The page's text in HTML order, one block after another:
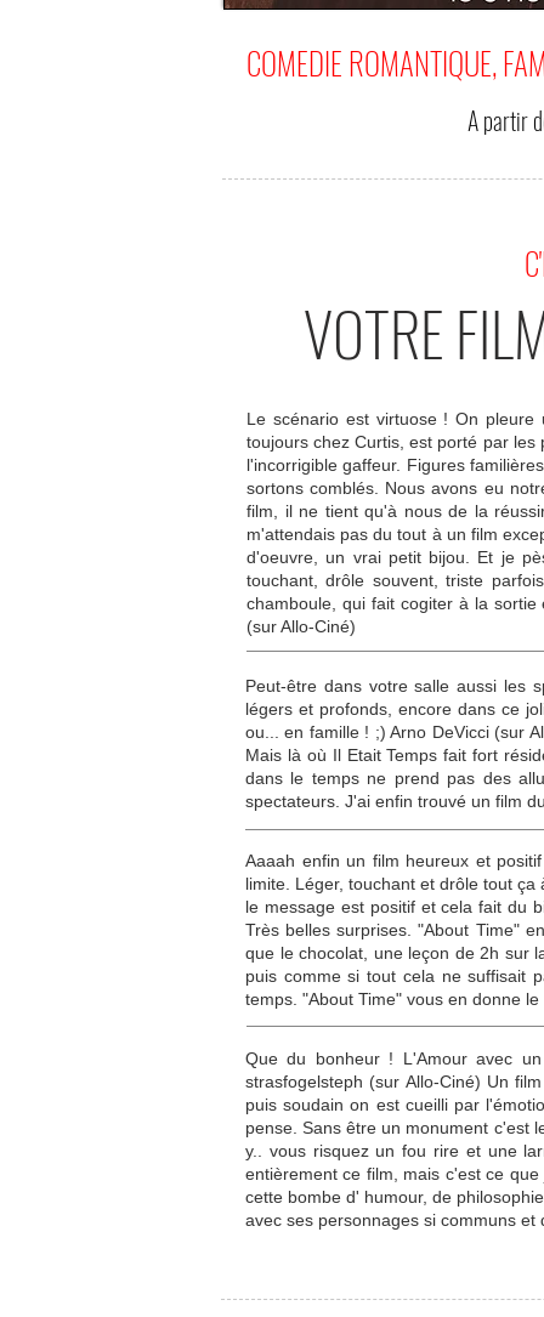
COMEDIE ROMANTIQUE,
A partir
VOTRE
Le scénario est virtuose ! On
toujours chez Curtis, est porté par les
l'incorrigible gaffeur. Figures
sortons comblés. Nous avons eu
film, il ne tient qu'à nous de la
m'attendais pas du tout à un film
d'oeuvre, un vrai petit bijou. Et je
touchant, drôle souvent, triste
chamboule, qui fait cogiter à la
(sur Allo-Ciné)
Peut-être dans votre salle aussi les
légers et profonds, encore dans ce
ou... en famille ! ;) Arno DeVicci (sur
Mais là où Il Etait Temps fait fort
dans le temps ne prend pas des
spectateurs. J'ai enfin trouvé un film
Aaaah enfin un film heureux et
limite. Léger, touchant et drôle tout
le message est positif et cela fait du
Très belles surprises. "About Time"
que le chocolat, une leçon de 2h sur
puis comme si tout cela ne suffisait
temps. "About Time" vous en donne
Que du bonheur ! L'Amour avec
strasfogelsteph (sur Allo-Ciné) Un
puis soudain on est cueilli par
pense. Sans être un monument c'est
y.. vous risquez un fou rire et une
entièrement ce film, mais c'est ce
cette bombe d' humour, de
avec ses personnages si communs